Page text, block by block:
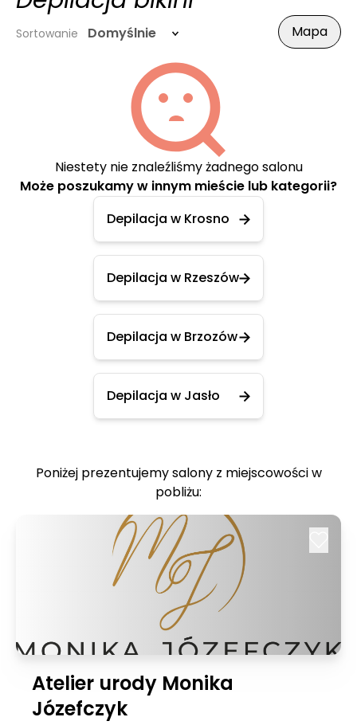
Sortowanie Domyślnie Mapa
Niestety nie znaleźliśmy żadnego salonu
Może poszukamy w innym mieście lub kategorii?
Depilacja w Krosno
Depilacja w Rzeszów
Depilacja w Brzozów
Depilacja w Jasło
Poniżej prezentujemy salony z miejscowości w
pobliżu:
Atelier urody Monika
Józefczyk